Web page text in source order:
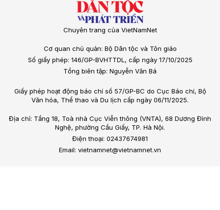
Chuyên trang của VietNamNet
Cơ quan chủ quản: Bộ Dân tộc và Tôn giáo
Số giấy phép: 146/GP-BVHTTDL, cấp ngày 17/10/2025
Tổng biên tập: Nguyễn Văn Bá
Giấy phép hoạt động báo chí số 57/GP-BC do Cục Báo chí, Bộ
Văn hóa, Thể thao và Du lịch cấp ngày 06/11/2025.
Địa chỉ: Tầng 18, Toà nhà Cục Viễn thông (VNTA), 68 Dương Đình
Nghệ, phường Cầu Giấy, TP. Hà Nội.
Điện thoại: 02437674981
Email: vietnamnet@vietnamnet.vn